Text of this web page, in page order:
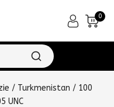
0
/ Turkmenistan / 100
UNC